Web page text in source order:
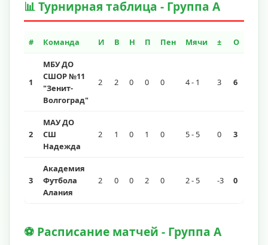
📊 Турнирная таблица - Группа A
# Команда И В Н П Пен Мячи ± О
1
МБУ ДО
СШОР №11
"Зенит-
Волгоград"
2 2 0 0 0 4 - 1 3 6
2
МАУ ДО
СШ
Надежда
2 1 0 1 0 5 - 5 0 3
3
Академия
Футбола
Алания
2 0 0 2 0 2 - 5 -3 0
⚽ Расписание матчей - Группа A